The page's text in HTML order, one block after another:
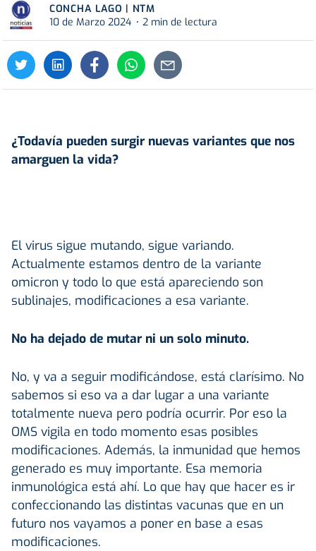
CONCHA LAGO | NTM
10 de Marzo 2024
2 min de lectura
¿Todavía pueden surgir nuevas variantes que nos
amarguen la vida?
El virus sigue mutando, sigue variando.
Actualmente estamos dentro de la variante
omicron y todo lo que está apareciendo son
sublinajes, modificaciones a esa variante.
No ha dejado de mutar ni un solo minuto.
No, y va a seguir modificándose, está clarísimo. No
sabemos si eso va a dar lugar a una variante
totalmente nueva pero podría ocurrir. Por eso la
OMS vigila en todo momento esas posibles
modificaciones. Además, la inmunidad que hemos
generado es muy importante. Esa memoria
inmunológica está ahí. Lo que hay que hacer es ir
confeccionando las distintas vacunas que en un
futuro nos vayamos a poner en base a esas
modificaciones.